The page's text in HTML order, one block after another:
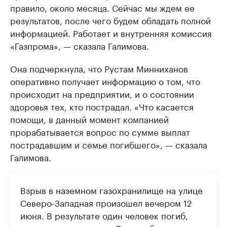
правило, около месяца. Сейчас мы ждем ее
результатов, после чего будем обладать полной
информацией. Работает и внутренняя комиссия
«Газпрома», — сказала Галимова.
Она подчеркнула, что Рустам Минниханов
оперативно получает информацию о том, что
происходит на предприятии, и о состоянии
здоровья тех, кто пострадал. «Что касается
помощи, в данный момент компанией
прорабатывается вопрос по сумме выплат
пострадавшим и семье погибшего», — сказала
Галимова.
Взрыв в наземном газохранилище на улице
Северо-Западная произошел вечером 12
июня. В результате один человек погиб,